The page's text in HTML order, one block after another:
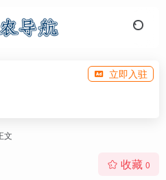
立即入驻
文
收藏 0